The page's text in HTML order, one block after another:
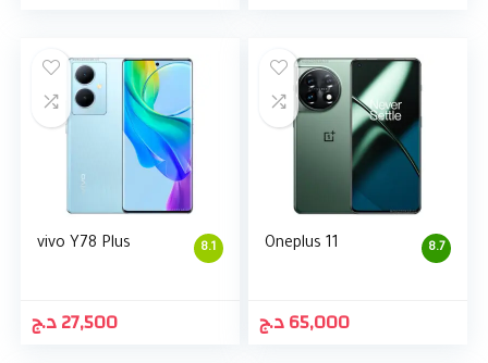
8.1
vivo Y78 Plus
27,500د.ج
8.7
Oneplus 11
65,000د.ج